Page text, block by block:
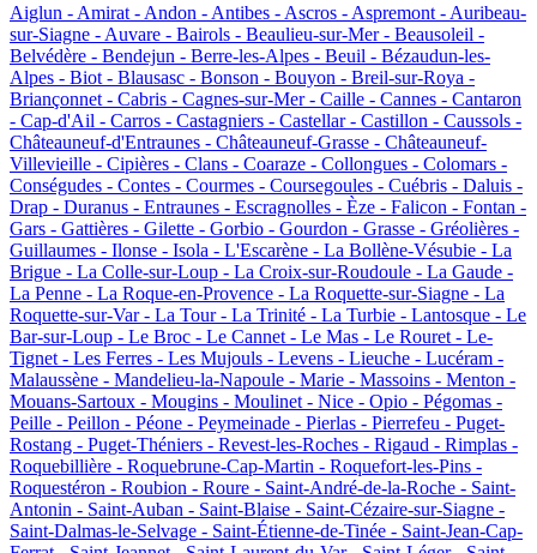
Aiglun - Amirat - Andon - Antibes - Ascros - Aspremont - Auribeau-
sur-Siagne - Auvare - Bairols - Beaulieu-sur-Mer - Beausoleil -
Belvédère - Bendejun - Berre-les-Alpes - Beuil - Bézaudun-les-
Alpes - Biot - Blausasc - Bonson - Bouyon - Breil-sur-Roya -
Briançonnet - Cabris - Cagnes-sur-Mer - Caille - Cannes - Cantaron
- Cap-d'Ail - Carros - Castagniers - Castellar - Castillon - Caussols -
Châteauneuf-d'Entraunes - Châteauneuf-Grasse - Châteauneuf-
Villevieille - Cipières - Clans - Coaraze - Collongues - Colomars -
Conségudes - Contes - Courmes - Coursegoules - Cuébris - Daluis -
Drap - Duranus - Entraunes - Escragnolles - Èze - Falicon - Fontan -
Gars - Gattières - Gilette - Gorbio - Gourdon - Grasse - Gréolières -
Guillaumes - Ilonse - Isola - L'Escarène - La Bollène-Vésubie - La
Brigue - La Colle-sur-Loup - La Croix-sur-Roudoule - La Gaude -
La Penne - La Roque-en-Provence - La Roquette-sur-Siagne - La
Roquette-sur-Var - La Tour - La Trinité - La Turbie - Lantosque - Le
Bar-sur-Loup - Le Broc - Le Cannet - Le Mas - Le Rouret - Le-
Tignet - Les Ferres - Les Mujouls - Levens - Lieuche - Lucéram -
Malaussène - Mandelieu-la-Napoule - Marie - Massoins - Menton -
Mouans-Sartoux - Mougins - Moulinet - Nice - Opio - Pégomas -
Peille - Peillon - Péone - Peymeinade - Pierlas - Pierrefeu - Puget-
Rostang - Puget-Théniers - Revest-les-Roches - Rigaud - Rimplas -
Roquebillière - Roquebrune-Cap-Martin - Roquefort-les-Pins -
Roquestéron - Roubion - Roure - Saint-André-de-la-Roche - Saint-
Antonin - Saint-Auban - Saint-Blaise - Saint-Cézaire-sur-Siagne -
Saint-Dalmas-le-Selvage - Saint-Étienne-de-Tinée - Saint-Jean-Cap-